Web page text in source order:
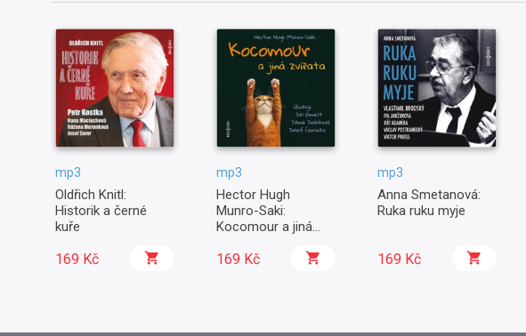
mp3
Oldřich Knitl:
Historik a černé
kuře
169 Kč
mp3
Hector Hugh
Munro-Saki:
Kocomour a jiná
169 Kč
mp3
Anna Smetanová:
Ruka ruku myje
169 Kč